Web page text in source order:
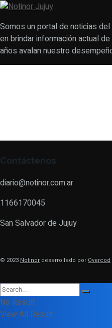
Somos un portal de noticias
en brindar información actual
años avalan nuestro
Contáctenos
diario@notinor.com.ar
1166170045
San Salvador de Jujuy
© 2023 Notinor desarrollado por Overcod
No Result
View All Result